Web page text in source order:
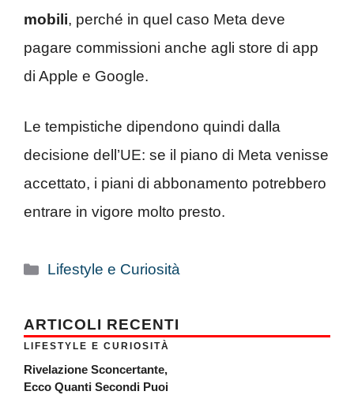
mobili, perché in quel caso Meta deve
pagare commissioni anche agli store di app
di Apple e Google.
Le tempistiche dipendono quindi dalla
decisione dell’UE: se il piano di Meta venisse
accettato, i piani di abbonamento potrebbero
entrare in vigore molto presto.
Categorie
Lifestyle e Curiosità
ARTICOLI RECENTI
LIFESTYLE E CURIOSITÀ
Rivelazione Sconcertante,
Ecco Quanti Secondi Puoi